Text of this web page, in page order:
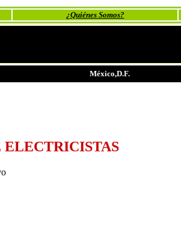
¿Quiénes Somos?
México,D.F.
ELECTRICISTAS